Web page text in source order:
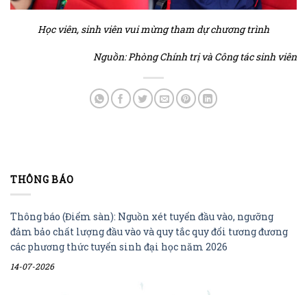
Học viên, sinh viên vui mừng tham dự chương trình
Nguồn: Phòng Chính trị và Công tác sinh viên
THÔNG BÁO
Thông báo (Điểm sàn): Nguồn xét tuyển đầu vào, ngưỡng
đảm bảo chất lượng đầu vào và quy tắc quy đổi tương đương
các phương thức tuyển sinh đại học năm 2026
14-07-2026